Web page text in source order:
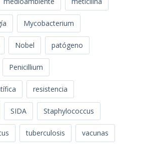
Mycobacterium
Nobel patógeno
Penicillium
resistencia
SIDA Staphylococcus
tuberculosis vacunas